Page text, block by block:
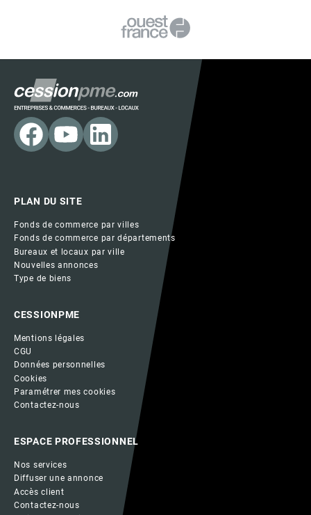
PLAN DU SITE
Fonds de commerce par villes
Fonds de commerce par départements
Bureaux et locaux par ville
Nouvelles annonces
Type de biens
CESSIONPME
Mentions légales
CGU
Données personnelles
Cookies
Paramétrer mes cookies
Contactez-nous
ESPACE PROFESSIONNEL
Nos services
Diffuser une annonce
Accès client
Contactez-nous